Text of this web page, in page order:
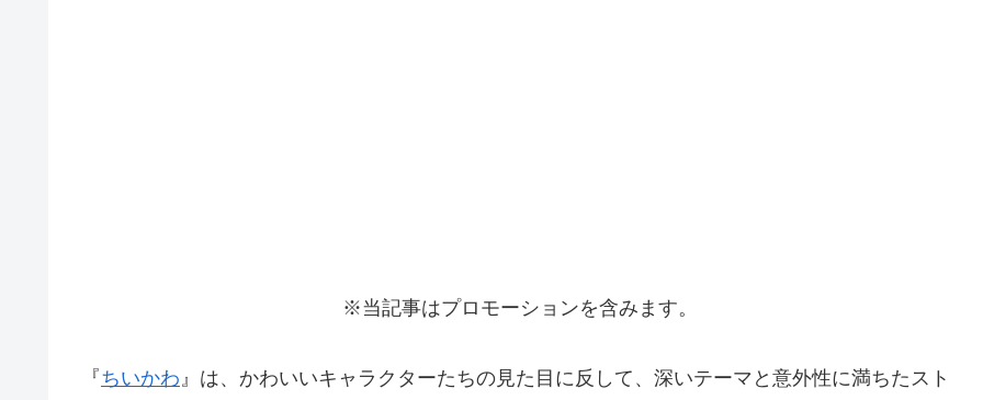
※当記事はプロモーションを含みます。
『ちいかわ』は、かわいいキャラクターたちの見た目に反して、深いテーマと意外性に満ちたスト